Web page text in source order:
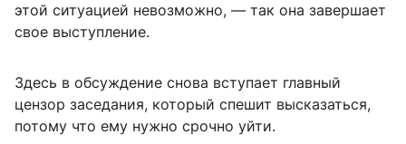
этой ситуацией невозможно, — так она завершает
свое выступление.
Здесь в обсуждение снова вступает главный
цензор заседания, который спешит высказаться,
потому что ему нужно срочно уйти.